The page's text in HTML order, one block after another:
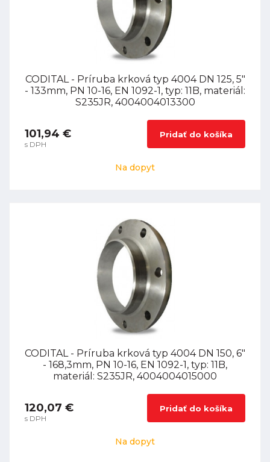
CODITAL - Príruba krková typ 4004 DN 125, 5"
- 133mm, PN 10-16, EN 1092-1, typ: 11B, materiál:
S235JR, 4004004013300
101,94 €
s DPH
Pridať do košíka
Na dopyt
CODITAL - Príruba krková typ 4004 DN 150, 6"
- 168,3mm, PN 10-16, EN 1092-1, typ: 11B,
materiál: S235JR, 4004004015000
120,07 €
s DPH
Pridať do košíka
Na dopyt